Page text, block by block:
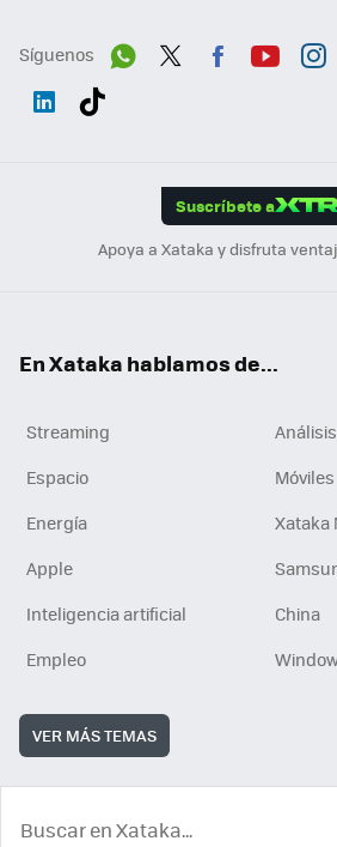
Síguenos
Suscríbete a
Apoya a Xataka y disfruta
En Xataka hablamos de...
Streaming
Análisis
Espacio
Móviles
Energía
Xataka
Apple
Inteligencia artificial
China
Empleo
VER MÁS TEMAS